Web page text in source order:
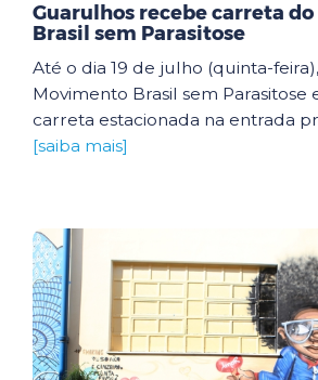
Guarulhos recebe carreta
Brasil sem Parasitose
Até o dia 19 de julho (quinta-feira),
Movimento Brasil sem Parasitose
carreta estacionada na entrada
[saiba mais]